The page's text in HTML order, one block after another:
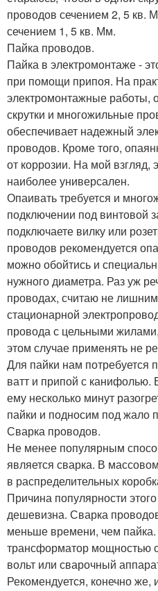
проводов сечением 2, 5 кв.
сечением 1, 5 кв. Мм.
Пайка проводов.
Пайка в электромонтаже -
при помощи припоя. На
электромонтажные работы,
скрутки и многожильные
обеспечивает надежный
проводов. Кроме того,
от коррозии. На мой взгляд,
наиболее универсален.
Опаивать требуется и
подключении под винтовой
подключаете вилку или
проводов рекомендуется
можно обойтись и
нужного диаметра. Раз уж
проводах, считаю не
стационарной
провода с цельными
этом случае применять не
Для пайки нам потребуется
ватт и припой с
ему несколько минут
пайки и подносим под жало
Сварка проводов.
Не менее популярным
является сварка. В
в распределительных
Причина популярности
дешевизна. Сварка
меньше времени, чем пайка.
трансформатор мощностью
вольт или сварочный
Рекомендуется, конечно же,